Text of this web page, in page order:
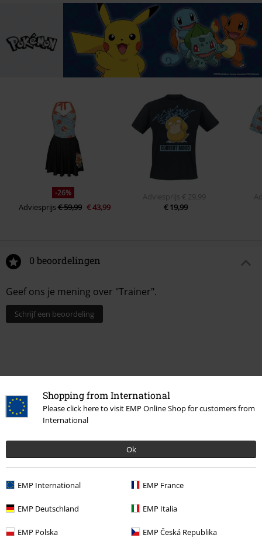
Shopping from International
Please click here to visit EMP Online Shop for customers from
International
Ok
EMP International EMP France
EMP Deutschland EMP Italia
EMP Polska EMP Česká Republika
-26%
Adviesprijs€ 59,99 € 43,99
Adviesprijs
€ 29,99
€ 19,99
0 beoordelingen
Geef ons je mening over "Trainer".
Schrijf een beoordeling
Laatst bezocht